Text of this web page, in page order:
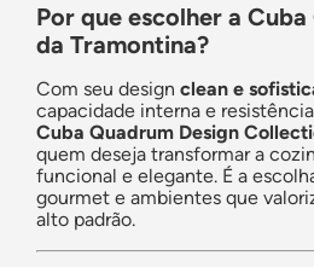
Por que escolher a
da Tramontina?
Com seu design clean e
capacidade interna e
Cuba Quadrum Design
quem deseja transformar a
funcional e elegante. É a
gourmet e ambientes que
alto padrão.